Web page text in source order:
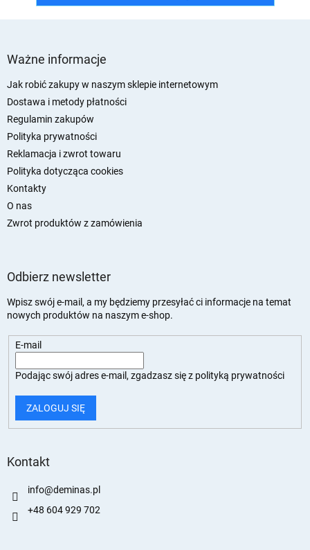
Ważne informacje
Jak robić zakupy w naszym sklepie internetowym
Dostawa i metody płatności
Regulamin zakupów
Polityka prywatności
Reklamacja i zwrot towaru
Polityka dotycząca cookies
Kontakty
O nas
Zwrot produktów z zamówienia
Odbierz newsletter
Wpisz swój e-mail, a my będziemy przesyłać ci informacje na temat
nowych produktów na naszym e-shop.
E-mail
Podając swój adres e-mail, zgadzasz się z polityką prywatności
ZALOGUJ SIĘ
Kontakt
info@deminas.pl
+48 604 929 702